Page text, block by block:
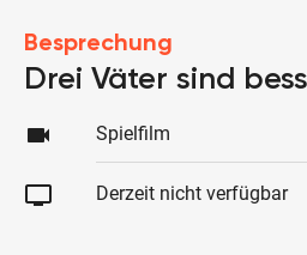
Besprechung
Drei Väter sind
videocam Spielfilm
tv Derzeit nicht verfügbar